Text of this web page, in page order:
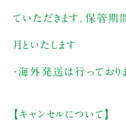
ていただきます。保管期
月といたします
・海外発送は行っており
【キャンセルについて】